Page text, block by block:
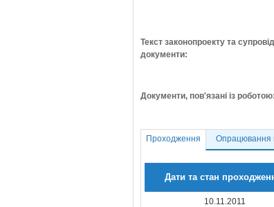
Текст законопроекту та
документи:
Документи, пов'язані із роботою:
Проходження Опрацювання
Дати та стан
10.11.2011